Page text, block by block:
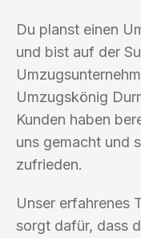
Du planst einen
und bist auf der
Umzugskönig
Kunden haben
uns gemacht und
zufrieden.
Unser erfahrenes
sorgt dafür, dass